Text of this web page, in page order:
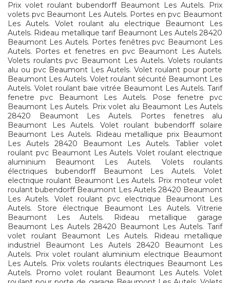
Prix volet roulant bubendorff Beaumont Les Autels. Prix
volets pvc Beaumont Les Autels. Portes en pvc Beaumont
Les Autels. Volet roulant alu electrique Beaumont Les
Autels. Rideau metallique tarif Beaumont Les Autels 28420
Beaumont Les Autels. Portes fenêtres pvc Beaumont Les
Autels. Portes et fenetres en pvc Beaumont Les Autels.
Volets roulants pvc Beaumont Les Autels. Volets roulants
alu ou pvc Beaumont Les Autels. Volet roulant pour porte
Beaumont Les Autels. Volet roulant sécurité Beaumont Les
Autels. Volet roulant baie vitrée Beaumont Les Autels. Tarif
fenetre pvc Beaumont Les Autels. Pose fenetre pvc
Beaumont Les Autels. Prix volet alu Beaumont Les Autels
28420 Beaumont Les Autels. Portes fenetres alu
Beaumont Les Autels. Volet roulant bubendorff solaire
Beaumont Les Autels. Rideau metallique prix Beaumont
Les Autels 28420 Beaumont Les Autels. Tablier volet
roulant pvc Beaumont Les Autels. Volet roulant electrique
aluminium Beaumont Les Autels. Volets roulants
électriques bubendorff Beaumont Les Autels. Volet
electrique roulant Beaumont Les Autels. Prix moteur volet
roulant bubendorff Beaumont Les Autels 28420 Beaumont
Les Autels. Volet roulant pvc electrique Beaumont Les
Autels. Store électrique Beaumont Les Autels. Vitrerie
Beaumont Les Autels. Rideau metallique garage
Beaumont Les Autels 28420 Beaumont Les Autels. Tarif
volet roulant Beaumont Les Autels. Rideau metallique
industriel Beaumont Les Autels 28420 Beaumont Les
Autels. Prix volet roulant aluminium electrique Beaumont
Les Autels. Prix volets roulants électriques Beaumont Les
Autels. Promo volet roulant Beaumont Les Autels. Volet